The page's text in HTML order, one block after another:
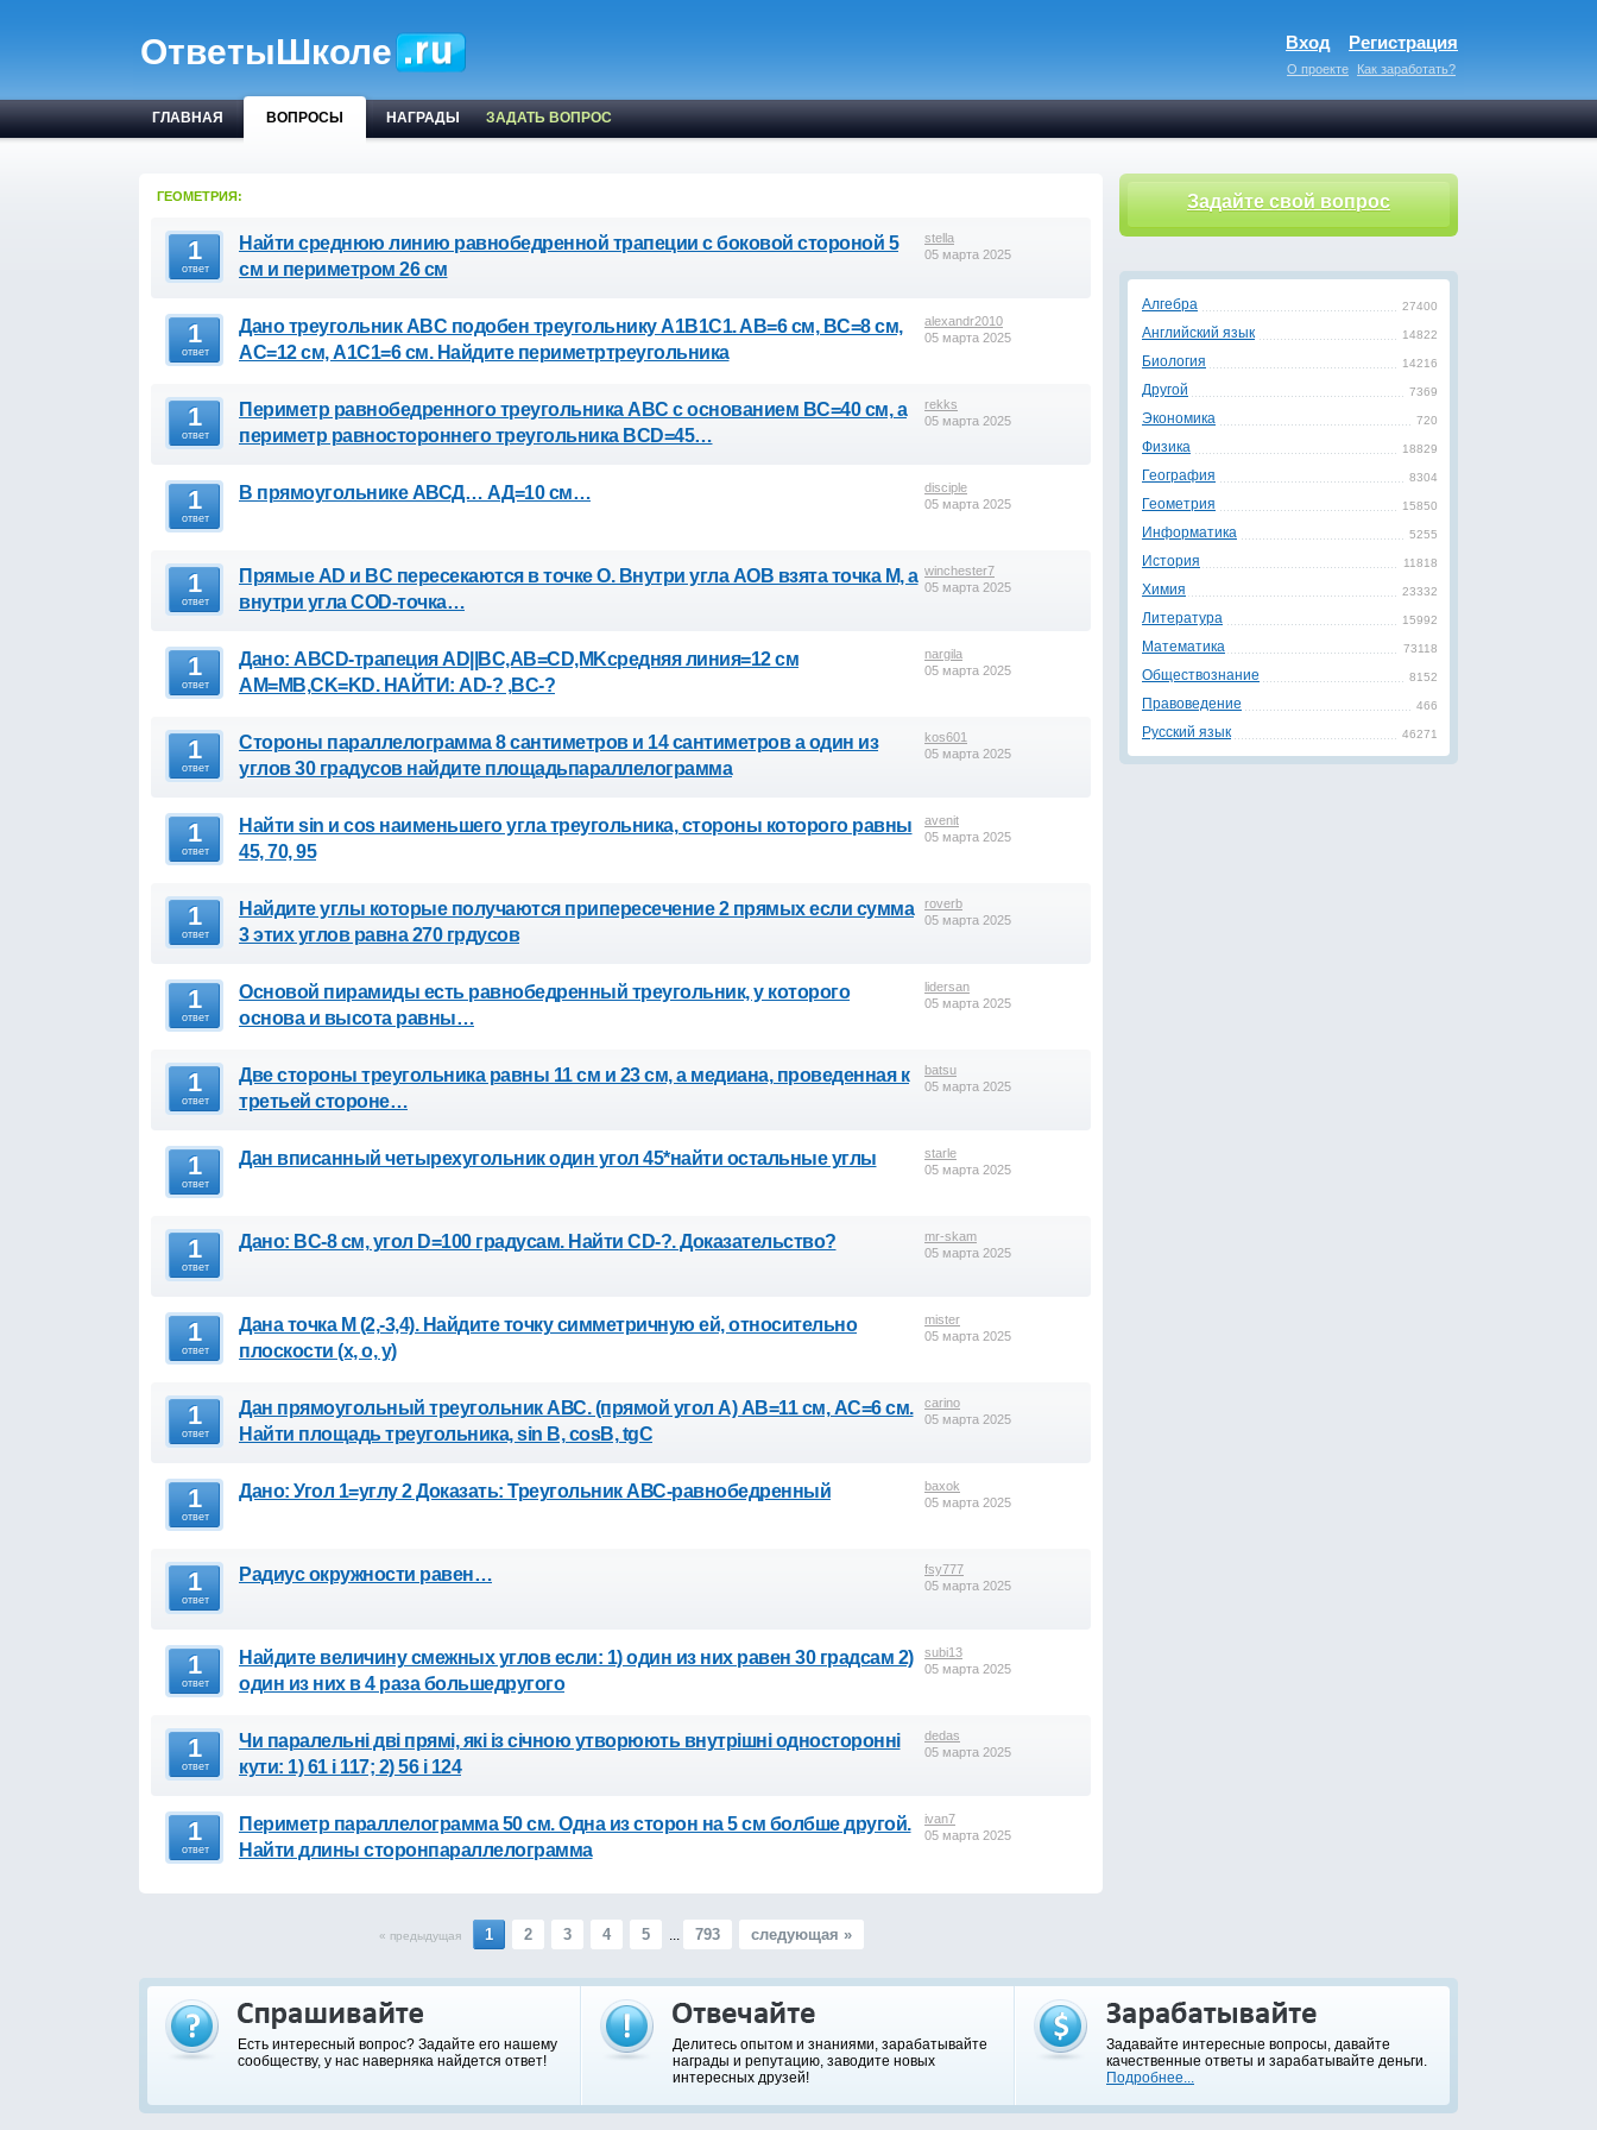
ОтветыШколе Вход Регистрация
О проекте Как заработать?
ГЛАВНАЯ ВОПРОСЫ НАГРАДЫ ЗАДАТЬ ВОПРОС
ГЕОМЕТРИЯ:
stella
05 марта 2025
1
ответ
Найти среднюю линию равнобедренной трапеции с боковой стороной 5
см и периметром 26 см
alexandr2010
05 марта 2025
1
ответ
Дано треугольник ABC подобен треугольнику A1B1C1. AB=6 см, BC=8 см,
AC=12 см, A1C1=6 см. Найдите периметртреугольника
rekks
05 марта 2025
1
ответ
Периметр равнобедренного треугольника ABC с основанием BC=40 см, а
периметр равностороннего треугольника BCD=45…
disciple
05 марта 2025
1
ответ
В прямоугольнике АВСД… АД=10 см…
winchester7
05 марта 2025
1
ответ
Прямые AD и BC пересекаются в точке O. Внутри угла AOB взята точка M, а
внутри угла СOD-точка…
nargila
05 марта 2025
1
ответ
Дано: ABCD-трапеция AD||BC,AB=CD,MKсредняя линия=12 см
AM=MB,CK=KD. НАЙТИ: AD-? ,BC-?
kos601
05 марта 2025
1
ответ
Стороны параллелограмма 8 сантиметров и 14 сантиметров а один из
углов 30 градусов найдите площадьпараллелограмма
avenit
05 марта 2025
1
ответ
Найти sin и cos наименьшего угла треугольника, стороны которого равны
45, 70, 95
roverb
05 марта 2025
1
ответ
Найдите углы которые получаются припересечение 2 прямых если сумма
3 этих углов равна 270 грдусов
lidersan
05 марта 2025
1
ответ
Основой пирамиды есть равнобедренный треугольник, у которого
основа и высота равны…
batsu
05 марта 2025
1
ответ
Две стороны треугольника равны 11 см и 23 см, а медиана, проведенная к
третьей стороне…
starle
05 марта 2025
1
ответ
Дан вписанный четырехугольник один угол 45*найти остальные углы
mr-skam
05 марта 2025
1
ответ
Дано: BC-8 см, угол D=100 градусам. Найти CD-?. Доказательство?
mister
05 марта 2025
1
ответ
Дана точка М (2,-3,4). Найдите точку симметричную ей, относительно
плоскости (х, о, у)
carino
05 марта 2025
1
ответ
Дан прямоугольный треугольник АВС. (прямой угол А) АВ=11 см, АС=6 см.
Найти площадь треугольника, sin B, cosB, tgC
baxok
05 марта 2025
1
ответ
Дано: Угол 1=углу 2 Доказать: Треугольник АВС-равнобедренный
fsy777
05 марта 2025
1
ответ
Радиус окружности равен…
subi13
05 марта 2025
1
ответ
Найдите величину смежных углов если: 1) один из них равен 30 градсам 2)
один из них в 4 раза большедругого
dedas
05 марта 2025
1
ответ
Чи паралельні дві прямі, які із січною утворюють внутрішні односторонні
кути: 1) 61 і 117; 2) 56 і 124
ivan7
05 марта 2025
1
ответ
Периметр параллелограмма 50 см. Одна из сторон на 5 см болбше другой.
Найти длины сторонпараллелограмма
« предыдущая 1 2 3 4 5 ... 793 следующая »
Задайте свой вопрос
27400
Алгебра
14822
Английский язык
14216
Биология
7369
Другой
720
Экономика
18829
Физика
8304
География
15850
Геометрия
5255
Информатика
11818
История
23332
Химия
15992
Литература
73118
Математика
8152
Обществознание
466
Правоведение
46271
Русский язык
Есть интересный вопрос? Задайте его нашему
сообществу, у нас наверняка найдется ответ!
Делитесь опытом и знаниями, зарабатывайте
награды и репутацию, заводите новых
интересных друзей!
Задавайте интересные вопросы, давайте
качественные ответы и зарабатывайте деньги.
Подробнее...